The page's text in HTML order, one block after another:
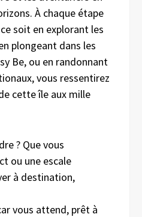
À chaque étape
soit en explorant les
plongeant dans les
Be, ou en randonnant
vous ressentirez
cette île aux mille
? Que vous
ou une escale
à destination,
vous attend, prêt à